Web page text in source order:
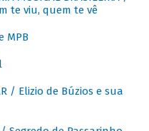
te viu, quem te vê
MPB
/ Elizio de Búzios e sua